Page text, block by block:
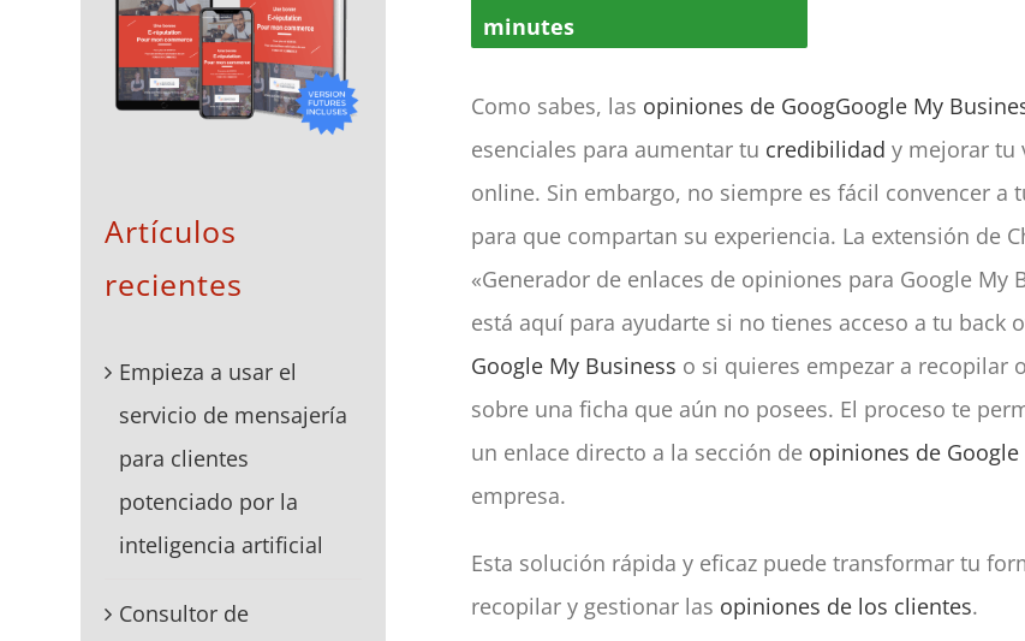
minutes
Como sabes, las opiniones de GoogGoogle My
esenciales para aumentar tu credibilidad y mejorar tu
online. Sin embargo, no siempre es fácil convencer a
para que compartan su experiencia. La extensión de
«Generador de enlaces de opiniones para Google My
está aquí para ayudarte si no tienes acceso a tu back
Google My Business o si quieres empezar a recopilar
sobre una ficha que aún no posees. El proceso te
un enlace directo a la sección de opiniones de Google
empresa.
Esta solución rápida y eficaz puede transformar tu
recopilar y gestionar las opiniones de los clientes.
Artículos
recientes
Empieza a usar el
servicio de mensajería
para clientes
potenciado por la
inteligencia artificial
Consultor de